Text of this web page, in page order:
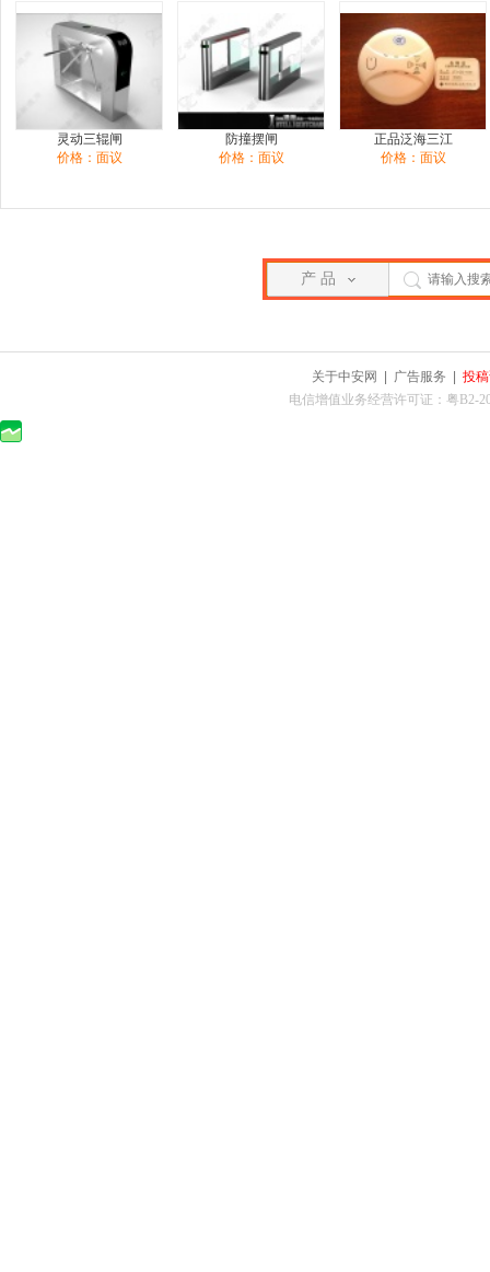
灵动三辊闸
价格：面议
防撞摆闸
价格：面议
正品泛海三江
价格：面议
产 品
关于中安网 广告服务
投
电信增值业务经营许可证：粤